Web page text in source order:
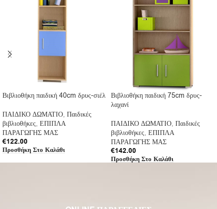
Βιβλιοθήκη παιδική 40cm δρυς-σιέλ
ΠΑΙΔΙΚΟ ΔΩΜΑΤΙΟ, Παιδικές
βιβλιοθήκες, ΕΠΙΠΛΑ
ΠΑΡΑΓΩΓΗΣ ΜΑΣ
€122.00
Προσθήκη Στο Καλάθι
Βιβλιοθήκη παιδική 75cm δρυς-
λαχανί
ΠΑΙΔΙΚΟ ΔΩΜΑΤΙΟ, Παιδικές
βιβλιοθήκες, ΕΠΙΠΛΑ
ΠΑΡΑΓΩΓΗΣ ΜΑΣ
€142.00
Προσθήκη Στο Καλάθι